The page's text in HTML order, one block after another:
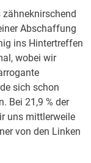
Abschaffung
ins Hintertreffen
wobei wir
sich schon
Bei 21,9 % der
uns mittlerweile
von den Linken